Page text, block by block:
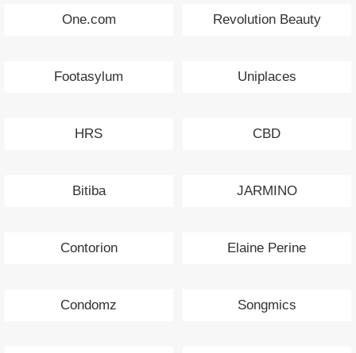
One.com Revolution Beauty
Footasylum Uniplaces
HRS CBD
Bitiba JARMINO
Contorion Elaine Perine
Condomz Songmics